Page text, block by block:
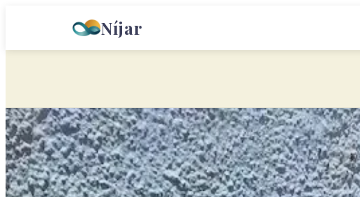
Níjar